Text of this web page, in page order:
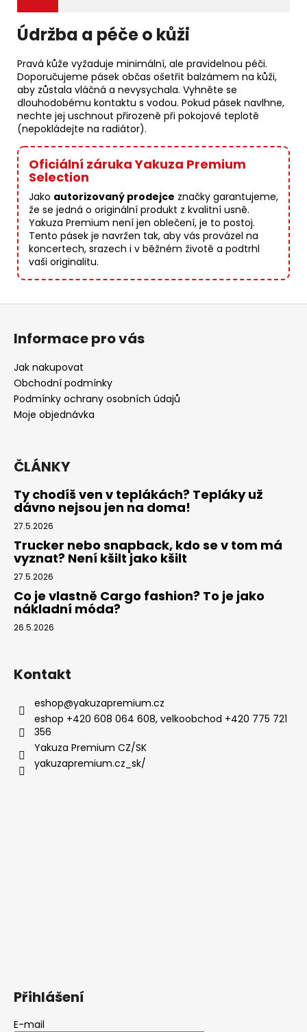
Údržba a péče o kůži
Pravá kůže vyžaduje minimální, ale pravidelnou péči.
Doporučujeme pásek občas ošetřit balzámem na kůži,
aby zůstala vláčná a nevysychala. Vyhněte se
dlouhodobému kontaktu s vodou. Pokud pásek navlhne,
nechte jej uschnout přirozeně při pokojové teplotě
(nepokládejte na radiátor).
Oficiální záruka Yakuza Premium
Selection
Jako autorizovaný prodejce značky garantujeme,
že se jedná o originální produkt z kvalitní usně.
Yakuza Premium není jen oblečení, je to postoj.
Tento pásek je navržen tak, aby vás provázel na
koncertech, srazech i v běžném životě a podtrhl
vaši originalitu.
Informace pro vás
Jak nakupovat
Obchodní podmínky
Podmínky ochrany osobních údajů
Moje objednávka
ČLÁNKY
Ty chodíš ven v teplákách? Tepláky už
dávno nejsou jen na doma!
27.5.2026
Trucker nebo snapback, kdo se v tom má
vyznat? Není kšilt jako kšilt
27.5.2026
Co je vlastně Cargo fashion? To je jako
nákladní móda?
26.5.2026
Kontakt
eshop@yakuzapremium.cz
eshop +420 608 064 608, velkoobchod +420 775 721
356
Yakuza Premium CZ/SK
yakuzapremium.cz_sk/
Přihlášení
E-mail